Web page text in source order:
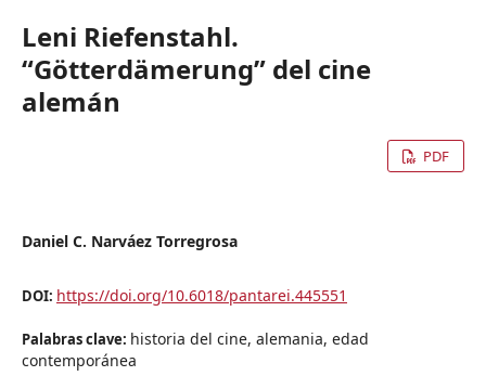
Leni Riefenstahl.
“Götterdämerung” del cine
alemán
PDF
Daniel C. Narváez Torregrosa
DOI: https://doi.org/10.6018/pantarei.445551
Palabras clave: historia del cine, alemania, edad
contemporánea